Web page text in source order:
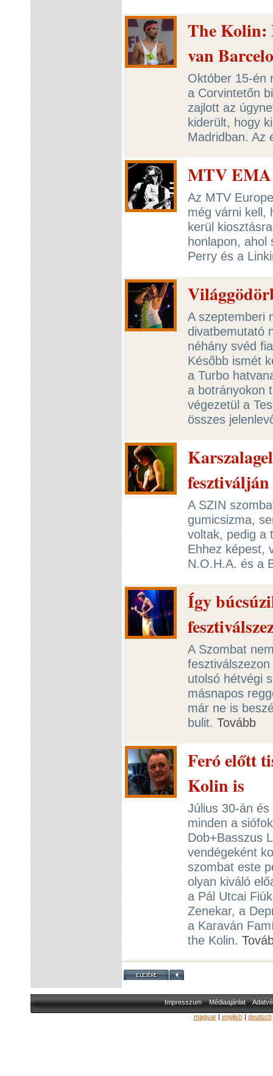
The Kolin:
van
Október 15-én
a Corvintetőn
zajlott az
kiderült, hogy
Madridban. Az
MTV EMA
Az MTV
még várni kell,
kerül
honlapon, ahol
Perry és a
A szeptemberi
divatbemutató
néhány svéd
Később ismét
a Turbo
a botrányokon
végezetül a
összes
fesztiválján
A SZIN
gumicsizma,
voltak, pedig a
Ehhez képest,
N.O.H.A. és a
Így
A Szombat
utolsó hétvégi
másnapos
már ne is
bulit. Tovább
Feró előtt
Kolin is
Július 30-án
minden a
Dob+Basszus
vendégeként
szombat este
olyan kiváló
a Pál Utcai
Zenekar, a
a Karaván
the Kolin.
Impresszum Médiaajánlat
magyar| english| deutsch